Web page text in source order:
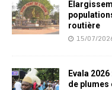
routière
15/07/
Evala
de plumes